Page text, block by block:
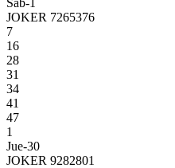
JOKER 7265376
7
16
28
31
34
41
47
1
Jue-30
JOKER 9282801